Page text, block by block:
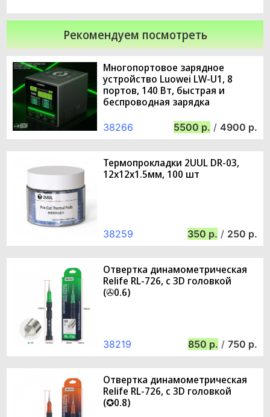
Рекомендуем посмотреть
Многопортовое зарядное
устройство Luowei LW-U1, 8
портов, 140 Вт, быстрая и
беспроводная зарядка
38266 5500 / 4900
Термопрокладки 2UUL DR-03,
12x12x1.5мм, 100 шт
38259 350 / 250
Отвертка динамометрическая
Relife RL-726, с 3D головкой
(✇0.6)
38219 850 / 750
Отвертка динамометрическая
Relife RL-726, с 3D головкой
(✪0.8)